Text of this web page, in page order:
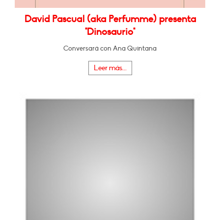
David Pascual (aka Perfumme) presenta
"Dinosaurio"
Conversará con Ana Quintana
Leer más...